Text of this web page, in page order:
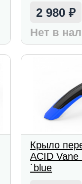
2 980₽
Нет в
Крыло
ACID Vane
´blue